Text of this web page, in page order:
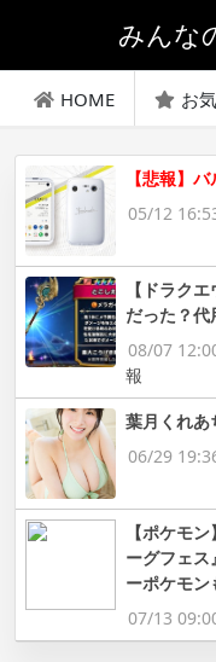
みんな
HOME お
【悲報】
05/12
【ドラク
だった？
08/07
報
葉月くれ
06/29
【ポケモ
ーグフェ
ーポケモン
07/13